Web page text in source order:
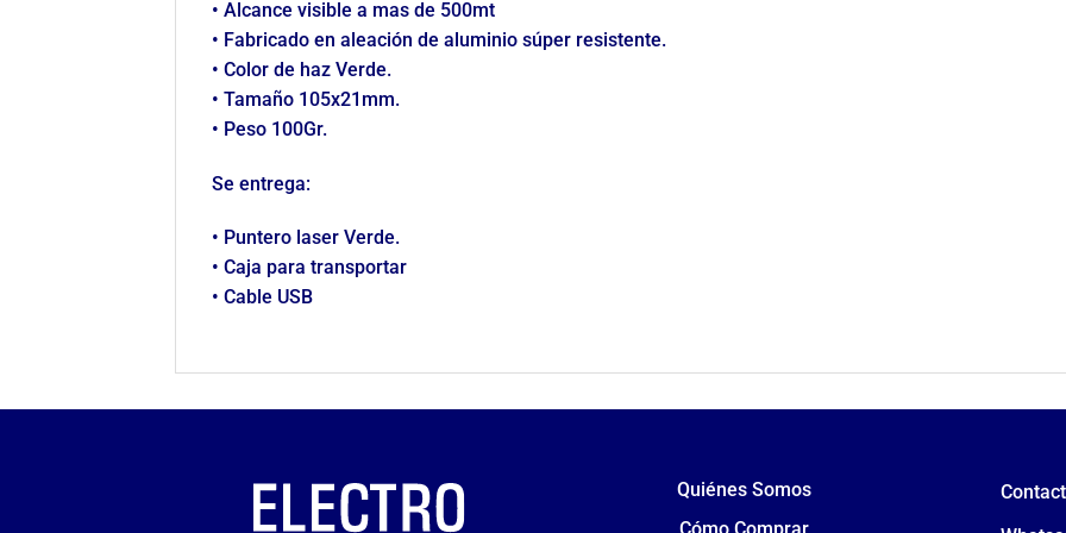
• Alcance visible a mas de 500mt
• Fabricado en aleación de aluminio súper resistente.
• Color de haz Verde.
• Tamaño 105x21mm.
• Peso 100Gr.
Se entrega:
• Puntero laser Verde.
• Caja para transportar
• Cable USB
Quiénes Somos